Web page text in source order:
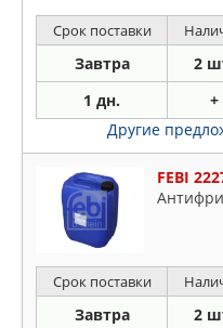
Срок поставки
Завтра 2
1 дн. +
Другие
FEBI
Срок поставки
Завтра 2